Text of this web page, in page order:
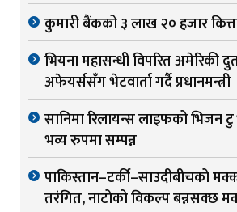
कुमारी बैंकको ३ लाख २० हजार
भियना महासन्धी विपरित अमेरिकी
अफेयर्ससँग भेटवार्ता गर्दै प्रधानमन्त्री
सानिमा रिलायन्स लाइफको भिजन
भव्य रुपमा सम्पन्न
पाकिस्तान–टर्की–साउदीबीचको
तरंगित, नाटोको विकल्प बन्नसक्छ